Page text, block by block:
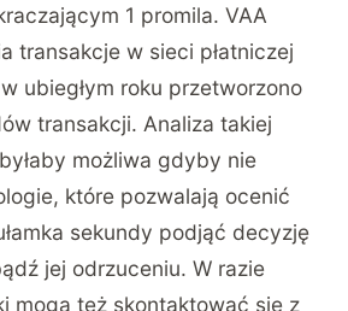
1 promila. VAA
transakcje w sieci płatniczej
ubiegłym roku przetworzono
transakcji. Analiza takiej
możliwa gdyby nie
które pozwalają ocenić
sekundy podjąć decyzję
jej odrzuceniu. W razie
mogą też skontaktować się z